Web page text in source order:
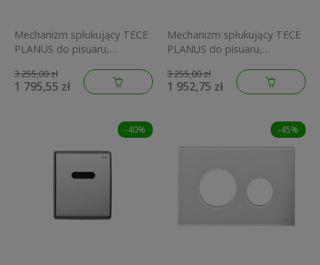
Mechanizm spłukujący TECE
PLANUS do pisuaru,
szlachetna 9.242.352
3 255,00 zł
1 795,55 zł
Mechanizm spłukujący TECE
PLANUS do pisuaru,
chrom 9.242.351
3 255,00 zł
1 952,75 zł
-40% -45%